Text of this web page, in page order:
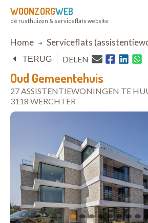
WOONZORGWEB
dé rusthuizen & serviceflats website
Breadcrumb
Home Serviceflats
Oud Gemeentehuis
27 ASSISTENTIEWONINGEN TE
3118 WERCHTER
TERUG DELEN
1 2 3 4 5 6 7 8
open in Google Maps